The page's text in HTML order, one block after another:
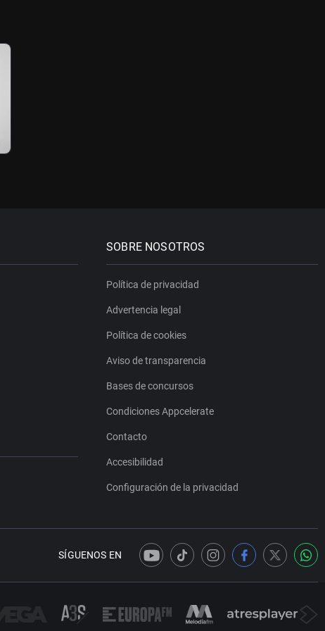
SOBRE NOSOTROS
Política de privacidad
Advertencia legal
Política de cookies
Aviso de transparencia
Bases de concursos
Condiciones Appcelerate
Contacto
Accesibilidad
Configuración de la privacidad
SÍGUENOS EN